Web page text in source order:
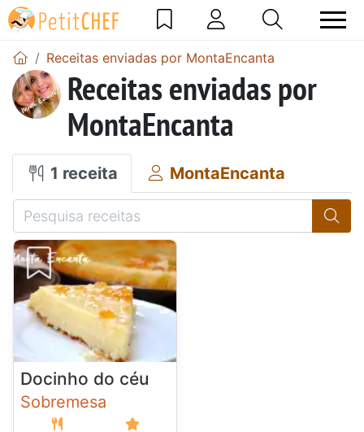
Receitas enviadas por MontaEncanta
Receitas enviadas por
MontaEncanta
1 receita MontaEncanta
Docinho do céu
Sobremesa